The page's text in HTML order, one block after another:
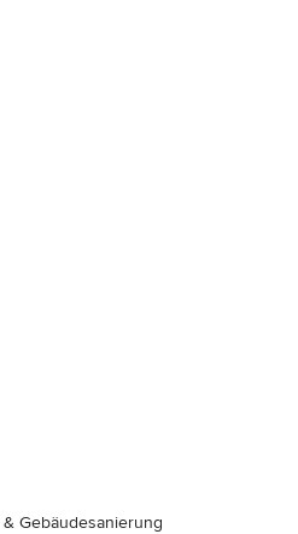
Gebäudesanierung